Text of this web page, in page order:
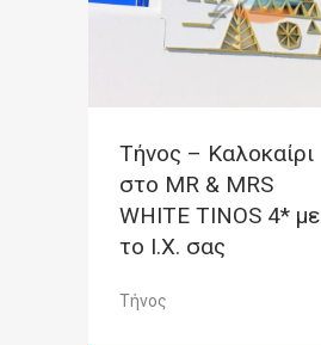
Τήνος – Καλοκαίρι
στο MR & MRS
WHITE TINOS 4* με
το Ι.Χ. σας
Τήνος